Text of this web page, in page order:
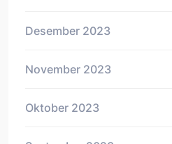
Desember 2023
November 2023
Oktober 2023